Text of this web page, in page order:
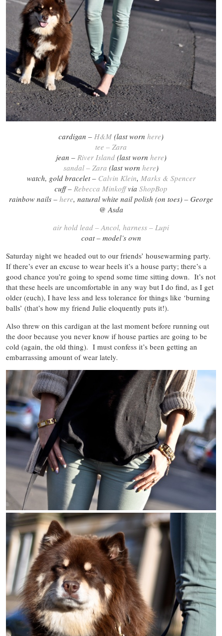
cardigan – H&M (last worn here)
tee – Zara
jean – River Island(last worn here)
sandal – Zara (last worn here)
watch, gold bracelet – Calvin Klein, Marks & Spencer
cuff – Rebecca Minkoffvia ShopBop
rainbow nails – here, natural white nail polish (on toes) – George
@ Asda
air hold lead – Ancol, harness – Lupi
coat – model’s own
Saturday night we headed out to our friends’ housewarming party.
If there’s ever an excuse to wear heels it’s a house party; there’s a
good chance you’re going to spend some time sitting down. It’s not
that these heels are uncomfortable in any way but I do find, as I get
older (euch), I have less and less tolerance for things like ‘burning
balls’ (that’s how my friend Julie eloquently puts it!).
Also threw on this cardigan at the last moment before running out
the door because you never know if house parties are going to be
cold (again, the old thing). I must confess it’s been getting an
embarrassing amount of wear lately.